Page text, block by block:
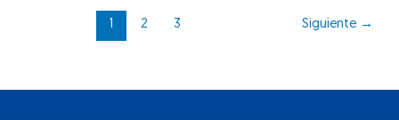
1 2 3 Siguiente →